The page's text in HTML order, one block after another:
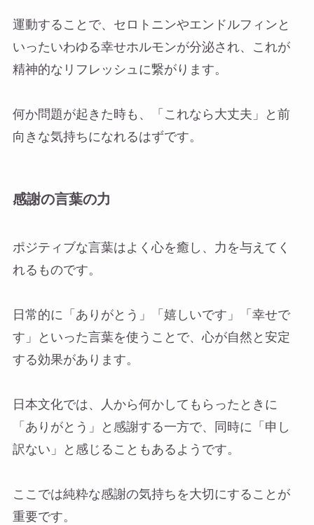
運動することで、セロトニンやエンドルフィンと
いったいわゆる幸せホルモンが分泌され、これが
精神的なリフレッシュに繋がります。
何か問題が起きた時も、「これなら大丈夫」と前
向きな気持ちになれるはずです。
感謝の言葉の力
ポジティブな言葉はよく心を癒し、力を与えてく
れるものです。
日常的に「ありがとう」「嬉しいです」「幸せで
す」といった言葉を使うことで、心が自然と安定
する効果があります。
日本文化では、人から何かしてもらったときに
「ありがとう」と感謝する一方で、同時に「申し
訳ない」と感じることもあるようです。
ここでは純粋な感謝の気持ちを大切にすることが
重要です。